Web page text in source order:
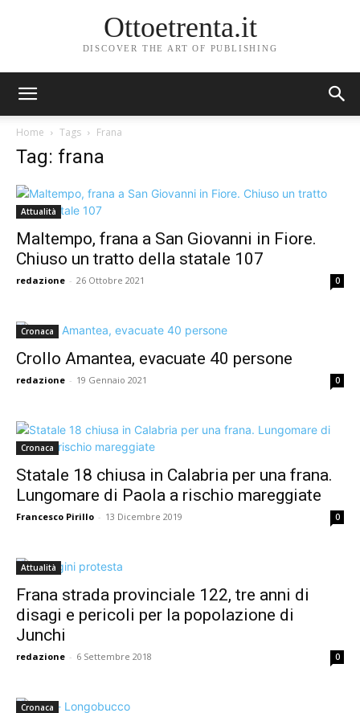
Ottoetrenta.it
DISCOVER THE ART OF PUBLISHING
Home Tags Frana
Tag: frana
Attualità
Maltempo, frana a San Giovanni in Fiore.
Chiuso un tratto della statale 107
redazione - 26 Ottobre 2021 0
Cronaca
Crollo Amantea, evacuate 40 persone
redazione - 19 Gennaio 2021 0
Cronaca
Statale 18 chiusa in Calabria per una frana.
Lungomare di Paola a rischio mareggiate
Francesco Pirillo - 13 Dicembre 2019 0
Attualità
Frana strada provinciale 122, tre anni di
disagi e pericoli per la popolazione di
Junchi
redazione - 6 Settembre 2018 0
Cronaca